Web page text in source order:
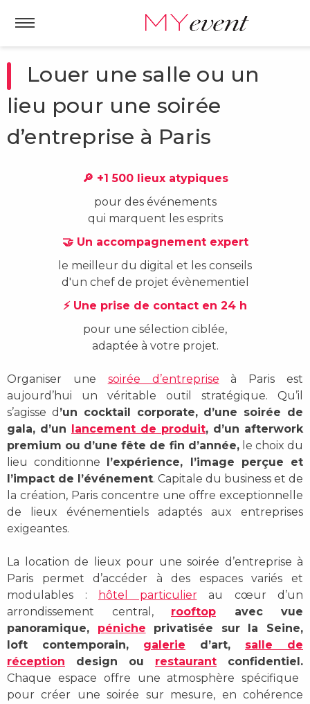
Louer une salle ou un
lieu pour une soirée
d’entreprise à Paris
🔎 +1 500 lieux atypiques
pour des événements
qui marquent les esprits
🤝 Un accompagnement expert
le meilleur du digital et les conseils
d'un chef de projet évènementiel
⚡ Une prise de contact en 24 h
pour une sélection ciblée,
adaptée à votre projet.
Organiser une soirée d’entreprise à Paris est
aujourd’hui un véritable outil stratégique. Qu’il
s’agisse d ’un cocktail corporate, d’une soirée de
gala, d’un lancement de produit, d’un afterwork
premium ou d’une fête de fin d’année,le choix du
lieu conditionne l’expérience, l’image perçue et
l’impact de l’événement. Capitale du business et de
la création, Paris concentre une offre exceptionnelle
de lieux événementiels adaptés aux entreprises
exigeantes.
La
location de lieux pour une soirée d’entreprise à
Paris permet d’accéder à des espaces variés et
modulables :
hôtel particulierau cœur d’un
arrondissement central, rooftop avec vue
panoramique, péniche privatisée sur la Seine,
loft contemporain, galerie d’art, salle de
réception design ou restaurant confidentiel.
Chaque espace offre une atmosphère spécifique
pour créer une soirée sur mesure, en cohérence